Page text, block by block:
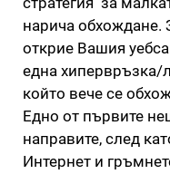
нарича обхождане.
открие Вашия
една хипервръзка/
който вече се
Едно от първите
направите, след
Интернет и